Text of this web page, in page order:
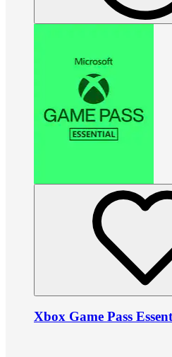
Xbox Game Pass